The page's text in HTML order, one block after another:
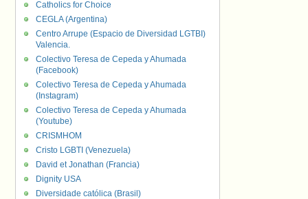
Catholics for Choice
CEGLA (Argentina)
Centro Arrupe (Espacio de Diversidad LGTBI)
Valencia.
Colectivo Teresa de Cepeda y Ahumada
(Facebook)
Colectivo Teresa de Cepeda y Ahumada
(Instagram)
Colectivo Teresa de Cepeda y Ahumada
(Youtube)
CRISMHOM
Cristo LGBTI (Venezuela)
David et Jonathan (Francia)
Dignity USA
Diversidade católica (Brasil)